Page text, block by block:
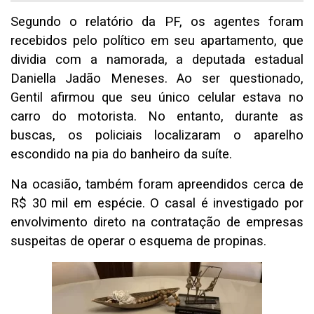
Segundo o relatório da PF, os agentes foram
recebidos pelo político em seu apartamento, que
dividia com a namorada, a deputada estadual
Daniella Jadão Meneses. Ao ser questionado,
Gentil afirmou que seu único celular estava no
carro do motorista. No entanto, durante as
buscas, os policiais localizaram o aparelho
escondido na pia do banheiro da suíte.
Na ocasião, também foram apreendidos cerca de
R$ 30 mil em espécie. O casal é investigado por
envolvimento direto na contratação de empresas
suspeitas de operar o esquema de propinas.